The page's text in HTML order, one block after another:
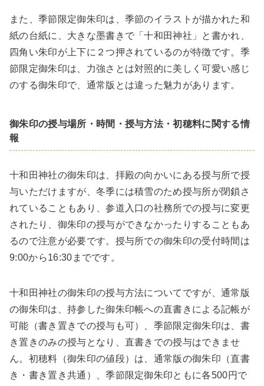
また、季節限定御朱印は、季節のイラストが描かれた和
紙の台紙に、大きな墨書きで「十和田神社」と書かれ、
四角い朱印が上下に２つ押されているのが特徴です。季
節限定御朱印は、力強さとは対照的に美しく可愛い感じ
のする御朱印で、通常版とは違った魅力があります。
御朱印の授与場所・時間・授与方法・初穂料に関する情
報
十和田神社の御朱印は、拝殿の向かいにある授与所で授
与いただけますが、冬季には積雪のため授与所が閉鎖さ
れていることもあり、参道入口の社務所での授与に変更
されたり、御朱印の授与ができなかったりすることもあ
るので注意が必要です。授与所での御朱印の受付時間は
9:00から16:30までです。
十和田神社の御朱印の授与方法についてですが、通常版
の御朱印は、持参した御朱印帳への直書きによる記帳が
可能（書き置きでの授与も可）、季節限定御朱印は、書
き置きのみの授与となり、直書きでの授与はできませ
ん。初穂料（御朱印の値段）は、通常版の御朱印（直書
き・書き置き共通）、季節限定御朱印ともに各500円で